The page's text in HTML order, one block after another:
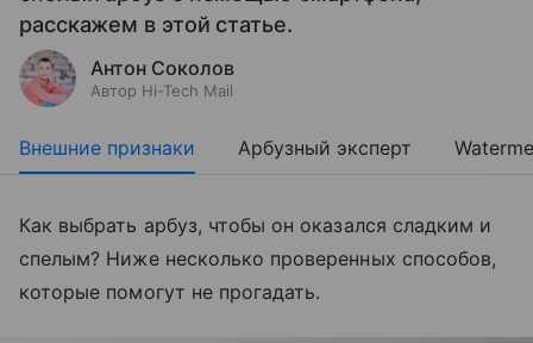
расскажем в этой статье.
Антон Соколов
Автор Hi-Tech Mail
Внешние признаки Арбузный эксперт
Как выбрать арбуз, чтобы он оказался сладким и
спелым? Ниже несколько проверенных способов,
которые помогут не прогадать.